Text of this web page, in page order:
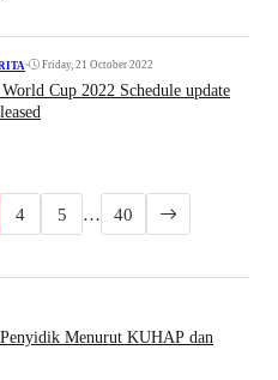
• Friday, 21 October 2022
Cup 2022 Schedule update
4 5 … 40
Menurut KUHAP dan